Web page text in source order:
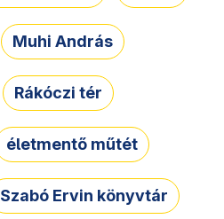
Muhi András
Rákóczi tér
életmentő műtét
Szabó Ervin könyvtár